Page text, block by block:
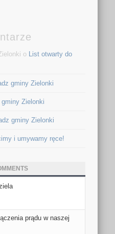
o List otwarty do
gminy Zielonki
gminy Zielonki
gminy Zielonki
i umywamy ręce!
prądu w naszej